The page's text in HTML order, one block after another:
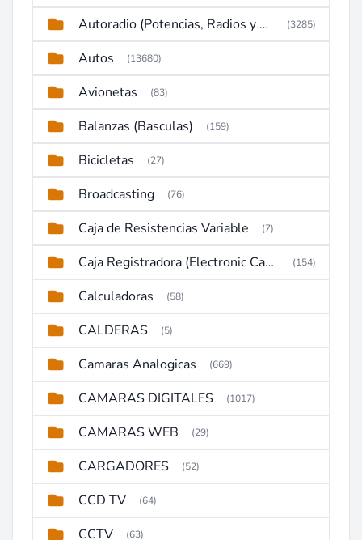
Autoradio (Potencias, Radios y DVD) (3285)
Autos (13680)
Avionetas (83)
Balanzas (Basculas) (159)
Bicicletas (27)
Broadcasting (76)
Caja de Resistencias Variable (7)
Caja Registradora (Electronic Cash Register) (154)
Calculadoras (58)
CALDERAS (5)
Camaras Analogicas (669)
CAMARAS DIGITALES (1017)
CAMARAS WEB (29)
CARGADORES (52)
CCD TV (64)
CCTV (63)